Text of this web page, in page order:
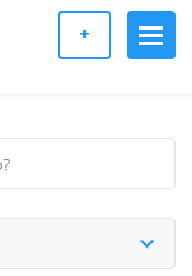
+